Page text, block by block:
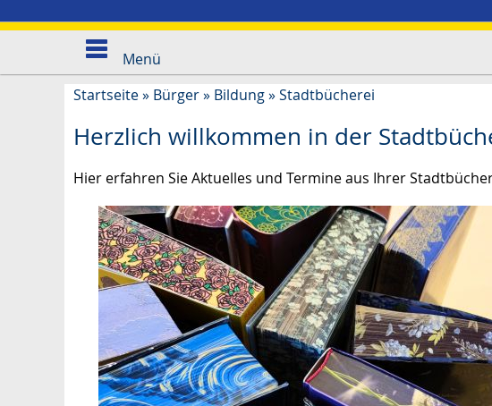
Menü
Startseite» Bürger» Bildung»Stadtbücherei
Herzlich willkommen in der
Hier erfahren Sie Aktuelles und Termine aus Ihrer